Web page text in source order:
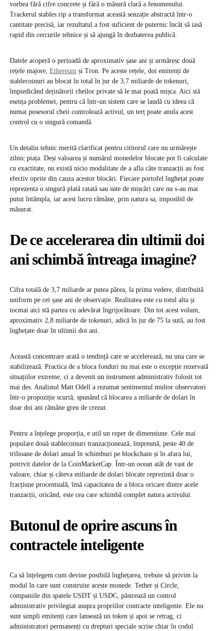
vorbea fără cifre concrete și fără o măsură clară a fenomenului.
Trackerul stables.rip a transformat această senzație abstractă într-o
cantitate precisă, iar rezultatul a fost suficient de puternic încât să iasă
rapid din cercurile tehnice și să ajungă în dezbaterea publică.
Datele acoperă o perioadă de aproximativ șase ani și urmăresc două
rețele majore, Ethereum și Tron. Pe aceste rețele, doi emitenți de
stablecoinuri au blocat în total în jur de 3,7 miliarde de tokenuri,
împiedicând deținătorii cheilor private să le mai poată mișca. Aici stă
esența problemei, pentru că într-un sistem care se laudă cu ideea că
numai posesorul cheii controlează activul, un terț poate anula acest
control cu o singură comandă.
Un detaliu tehnic merită clarificat pentru cititorul care nu urmărește
zilnic piața. Deși valoarea și numărul monedelor blocate pot fi calculate
cu exactitate, nu există nicio modalitate de a afla câte tranzacții au fost
efectiv oprite din cauza acestor blocări. Fiecare portofel înghețat poate
reprezenta o singură plată ratată sau sute de mișcări care nu s-au mai
putut întâmpla, iar acest lucru rămâne, prin natura sa, imposibil de
măsurat.
De ce accelerarea din ultimii doi
ani schimbă întreaga imagine?
Cifra totală de 3,7 miliarde ar putea părea, la prima vedere, distribuită
uniform pe cei șase ani de observație. Realitatea este cu totul alta și
tocmai aici stă partea cu adevărat îngrijorătoare. Din tot acest volum,
aproximativ 2,8 miliarde de tokenuri, adică în jur de 75 la sută, au fost
înghețate doar în ultimii doi ani.
Această concentrare arată o tendință care se accelerează, nu una care se
stabilizează. Practica de a bloca fonduri nu mai este o excepție rezervată
situațiilor extreme, ci a devenit un instrument administrativ folosit tot
mai des. Analistul Matt Odell a rezumat sentimentul multor observatori
într-o propoziție scurtă, spunând că blocarea a miliarde de dolari în
doar doi ani rămâne greu de crezut.
Pentru a înțelege proporția, e util un reper de dimensiune. Cele mai
populare două stablecoinuri tranzacționează, împreună, peste 40 de
trilioane de dolari anual în schimburi pe blockchain și în afara lui,
potrivit datelor de la CoinMarketCap. Într-un ocean atât de vast de
valoare, chiar și câteva miliarde de dolari blocate reprezintă doar o
fracțiune procentuală, însă capacitatea de a bloca oricare dintre acele
tranzacții, oricând, este cea care schimbă complet natura activului.
Butonul de oprire ascuns în
contractele inteligente
Ca să înțelegem cum devine posibilă înghețarea, trebuie să privim la
modul în care sunt construite aceste monede. Tether și Circle,
companiile din spatele USDT și USDC, păstrează un control
administrativ privilegiat asupra propriilor contracte inteligente. Ele nu
sunt simpli emitenți care lansează un token și apoi se retrag, ci
administratori permanenți cu drepturi speciale scrise chiar în codul